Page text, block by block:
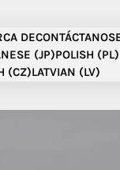
DECONTÁCTANOS
(JP)POLISH (PL)
(CZ)LATVIAN (LV)